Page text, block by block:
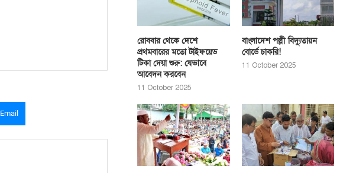
Email
রোববার থেকে দেশে
প্রথমবারের মতো টাইফয়েড
টিকা দেয়া শুরু: যেভাবে
আবেদন করবেন
11 October 2025
বাংলাদেশ পল্লী বিদ্যুতায়ন
বোর্ডে চাকরি!
11 October 2025